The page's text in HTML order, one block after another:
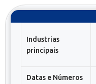
Industrias
principais
Datas e Números